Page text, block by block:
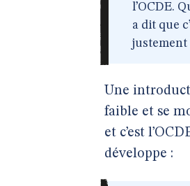
l’OCDE.
a dit que
justement
Une
faible et se
et c’est
développe :